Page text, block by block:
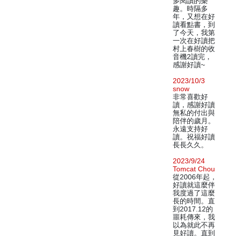
趣。時隔多
年，又想在好
讀看點書，到
了今天，我第
一次在好讀把
村上春樹的收
音機2讀完，
感謝好讀~
2023/10/3
snow
非常喜歡好
讀，感謝好讀
無私的付出與
陪伴的歲月。
永遠支持好
讀。祝福好讀
長長久久。
2023/9/24
Tomcat Chou
從2006年起，
好讀就這麼伴
我度過了這麼
長的時間。直
到2017.12的
噩耗傳來，我
以為就此不再
見好讀。直到